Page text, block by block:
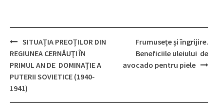
Post
navigation
SITUAŢIA PREOŢILOR DIN
REGIUNEA CERNĂUŢI ÎN
PRIMUL AN DE DOMINAŢIE A
PUTERII SOVIETICE (1940-
1941)
Frumuseţe şi îngrijire.
Beneficiile uleiului de
avocado pentru piele